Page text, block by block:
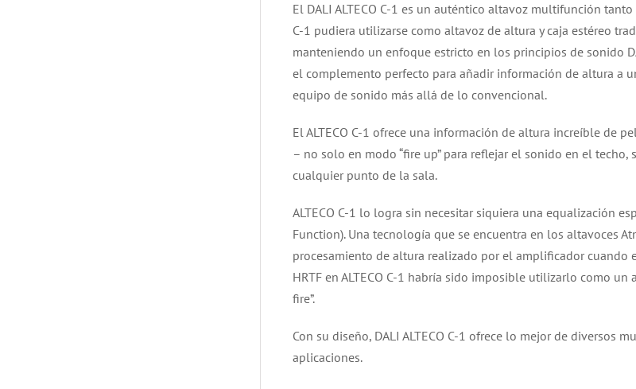
El DALI ALTECO C-1 es un auténtico altavoz multifunción
C-1 pudiera utilizarse como altavoz de altura y caja estéreo
manteniendo un enfoque estricto en los principios de sonido
el complemento perfecto para añadir información de altura a
equipo de sonido más allá de lo convencional.
El ALTECO C-1 ofrece una información de altura increíble de
– no solo en modo “fire up” para reflejar el sonido en el
cualquier punto de la sala.
ALTECO C-1 lo logra sin necesitar siquiera una equalización
Function). Una tecnología que se encuentra en los altavoces
procesamiento de altura realizado por el amplificador
HRTF en ALTECO C-1 habría sido imposible utilizarlo como
fire”.
Con su diseño, DALI ALTECO C-1 ofrece lo mejor de
aplicaciones.